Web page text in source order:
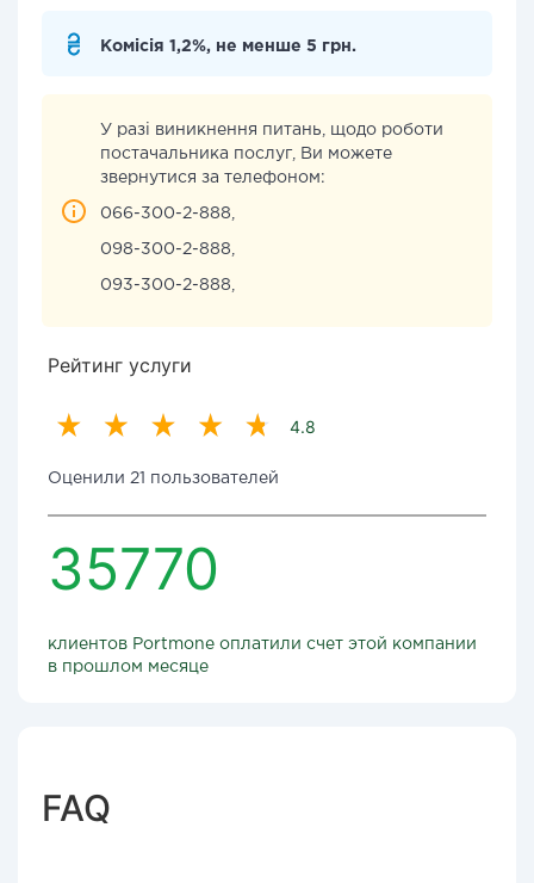
Комісія 1,2%, не менше 5 грн.
У разі виникнення питань, щодо роботи
постачальника послуг, Ви можете
звернутися за телефоном:
066-300-2-888,
098-300-2-888,
093-300-2-888,
Рейтинг услуги
4.8
Оценили 21 пользователей
35770
клиентов Portmone оплатили счет этой компании
в прошлом месяце
FAQ